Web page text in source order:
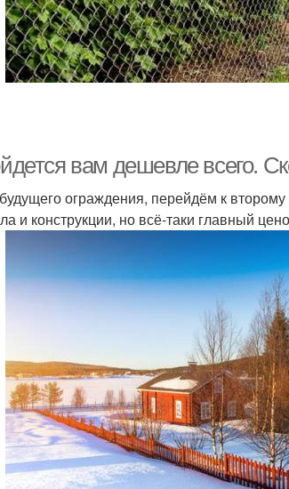
вам дешевле всего.
ограждения, перейдём к
и конструкции, но всё-таки главный